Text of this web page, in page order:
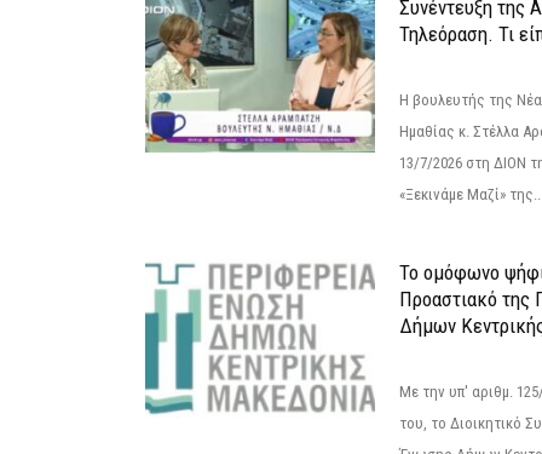
Συνέντευξη της
Τηλεόραση. Τι
Η βουλευτής της
Ημαθίας κ. Στέλλα
13/7/2026 στη ΔΙΟΝ
«Ξεκινάμε Μαζί»
Το ομόφωνο
Προαστιακό της
Δήμων
Με την υπ' αριθμ.
του, το Διοικητικό